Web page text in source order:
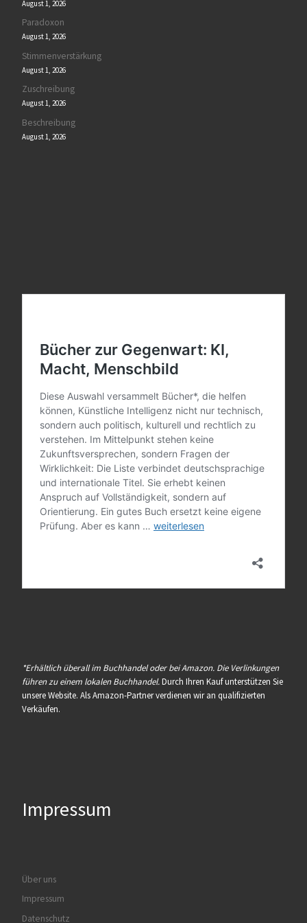
August 1, 2026
Paradoxon
August 1, 2026
Stimmenverstärkung
August 1, 2026
Zuschreibung
August 1, 2026
Beschreibung
August 1, 2026
*Erhältlich überall im Buchhandel oder bei Amazon. Die Verlinkungen
führen zu einem lokalen Buchhandel.Durch Ihren Kauf unterstützen Sie
unsere Website. Als Amazon-Partner verdienen wir an qualifizierten
Verkäufen.
Impressum
Über uns
Impressum
Datenschutz